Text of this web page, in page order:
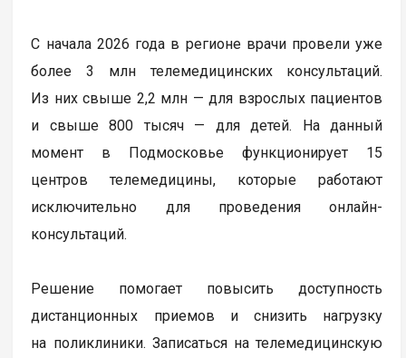
С начала 2026 года в регионе врачи провели уже
более 3 млн телемедицинских консультаций.
Из них свыше 2,2 млн — для взрослых пациентов
и свыше 800 тысяч — для детей. На данный
момент в Подмосковье функционирует 15
центров телемедицины, которые работают
исключительно для проведения онлайн-
консультаций.
Решение помогает повысить доступность
дистанционных приемов и снизить нагрузку
на поликлиники. Записаться на телемедицинскую